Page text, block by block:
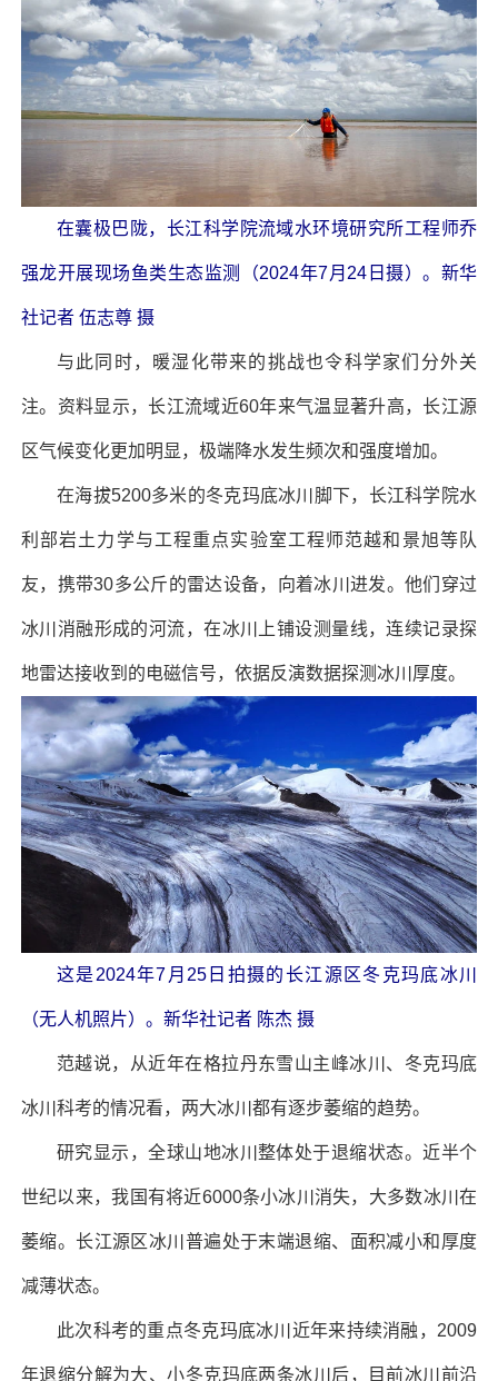
在囊极巴陇，长江科学院流域水环境研究所工程师乔
强龙开展现场鱼类生态监测（2024年7月24日摄）。新华
社记者 伍志尊 摄
与此同时，暖湿化带来的挑战也令科学家们分外关
注。资料显示，长江流域近60年来气温显著升高，长江源
区气候变化更加明显，极端降水发生频次和强度增加。
在海拔5200多米的冬克玛底冰川脚下，长江科学院水
利部岩土力学与工程重点实验室工程师范越和景旭等队
友，携带30多公斤的雷达设备，向着冰川进发。他们穿过
冰川消融形成的河流，在冰川上铺设测量线，连续记录探
地雷达接收到的电磁信号，依据反演数据探测冰川厚度。
这是2024年7月25日拍摄的长江源区冬克玛底冰川
（无人机照片）。新华社记者 陈杰 摄
范越说，从近年在格拉丹东雪山主峰冰川、冬克玛底
冰川科考的情况看，两大冰川都有逐步萎缩的趋势。
研究显示，全球山地冰川整体处于退缩状态。近半个
世纪以来，我国有将近6000条小冰川消失，大多数冰川在
萎缩。长江源区冰川普遍处于末端退缩、面积减小和厚度
减薄状态。
此次科考的重点冬克玛底冰川近年来持续消融，2009
年退缩分解为大、小冬克玛底两条冰川后，目前冰川前沿